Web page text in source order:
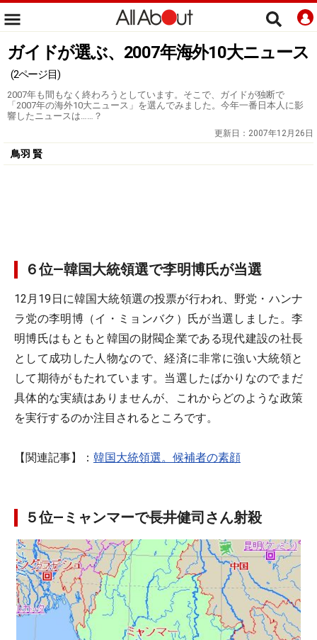
ガイドが選ぶ、2007年海外10大ニュース
(2ページ目)
2007年も間もなく終わろうとしています。そこで、ガイドが独断で
「2007年の海外10大ニュース」を選んでみました。今年一番日本人に影
響したニュースは……？
更新日： 2007年12月26日
鳥羽 賢
６位―韓国大統領選で李明博氏が当選
12月19日に韓国大統領選の投票が行われ、野党・ハンナ
ラ党の李明博（イ・ミョンバク）氏が当選しました。李
明博氏はもともと韓国の財閥企業である現代建設の社長
として成功した人物なので、経済に非常に強い大統領と
して期待がもたれています。当選したばかりなのでまだ
具体的な実績はありませんが、これからどのような政策
を実行するのか注目されるところです。
【関連記事】： 韓国大統領選。候補者の素顔
５位―ミャンマーで長井健司さん射殺